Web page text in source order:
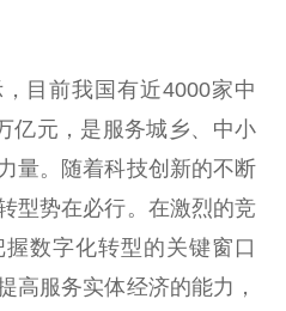
目前我国有近4000家中
亿元，是服务城乡、中小
量。随着科技创新的不断
型势在必行。在激烈的竞
数字化转型的关键窗口
高服务实体经济的能力，